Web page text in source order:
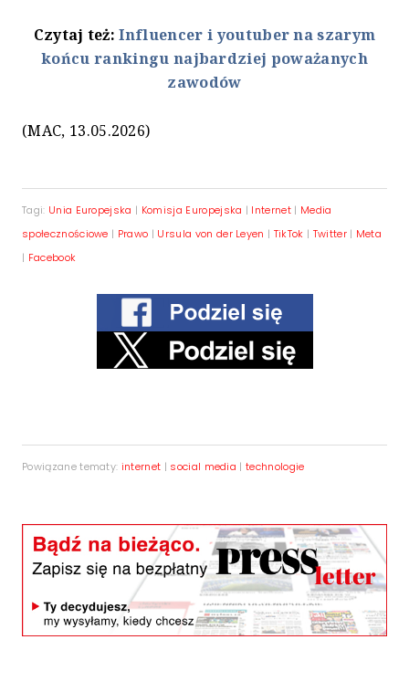
Czytaj też:Influencer i youtuber na szarym
końcu rankingu najbardziej poważanych
zawodów
(MAC, 13.05.2026)
Tagi: Unia Europejska | Komisja Europejska | Internet | Media
społecznościowe | Prawo | Ursula von der Leyen | TikTok | Twitter| Meta
| Facebook
Powiązane tematy: internet | social media |technologie